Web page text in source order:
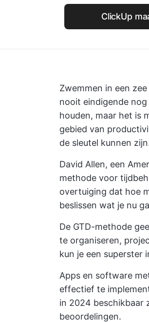
ClickUp
Zwemmen in een
nooit eindigende nog
houden, maar het is
gebied van
de sleutel kunnen
David Allen, een
methode voor
overtuiging dat hoe
beslissen wat je nu
De GTD-methode
te organiseren,
kun je een superster
Apps en software
effectief te
in 2024 beschikbaar
beoordelingen.